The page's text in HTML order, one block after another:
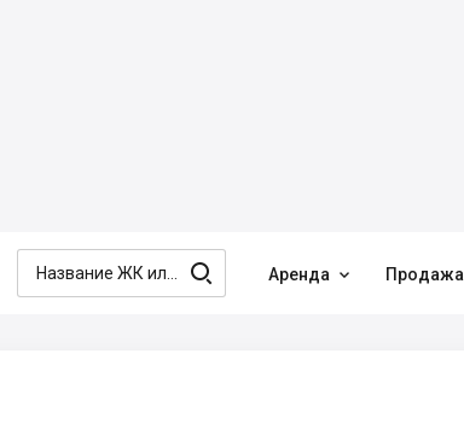
 Аренда  Продажа